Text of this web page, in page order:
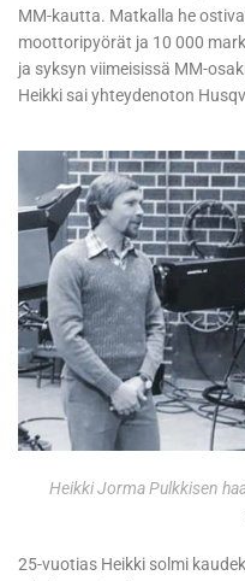
MM-kautta. Matkalla he
moottoripyörät ja 10 000
ja syksyn viimeisissä MM-
Heikki sai yhteydenoton
Heikki Jorma Pulkkisen
25-vuotias Heikki solmi